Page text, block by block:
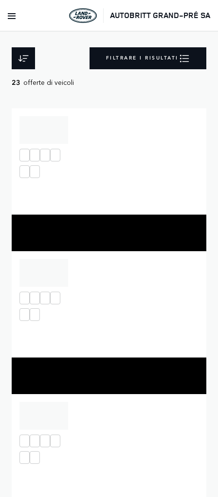
AUTOBRITT GRAND-PRÉ SA
FILTRARE I RISULTATI
23 offerte di veicoli